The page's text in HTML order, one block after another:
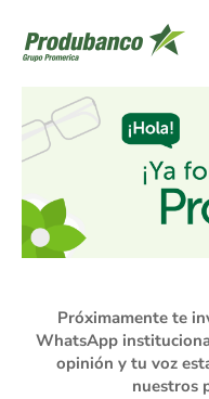
Bienvenida Pro
Próximamente te
WhatsApp
opinión y tu voz
nuestros